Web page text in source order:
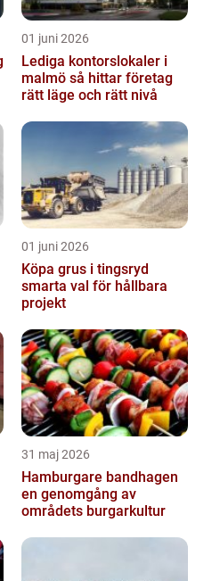
01 juni 2026
Lediga kontorslokaler i
malmö så hittar företag
rätt läge och rätt nivå
01 juni 2026
Köpa grus i tingsryd
smarta val för hållbara
projekt
31 maj 2026
Hamburgare bandhagen
en genomgång av
områdets burgarkultur